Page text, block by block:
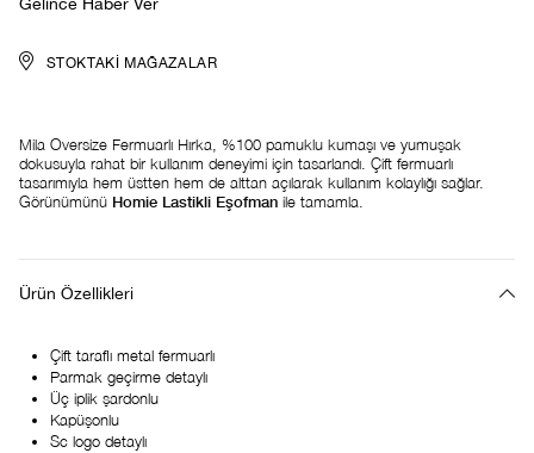
STOKTAKI MAĞAZALAR
Mila Oversize Fermuarlı Hırka, %100 pamuklu kumaşı ve yumuşak
dokusuyla rahat bir kullanım deneyimi için tasarlandı. Çift fermuarlı
tasarımıyla hem üstten hem de alttan açılarak kullanım kolaylığı sağlar.
Görünümünü Homie Lastikli Eşofman ile tamamla.
Ürün Özellikleri
Çift taraflı metal fermuarlı
Parmak geçirme detaylı
Üç iplik şardonlu
Kapüşonlu
Sc logo detaylı